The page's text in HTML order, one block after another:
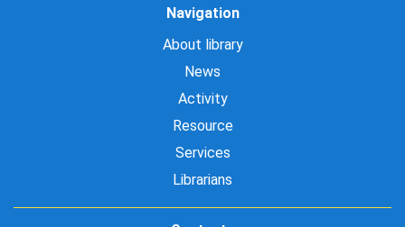
Navigation
About library
News
Activity
Resource
Services
Librarians